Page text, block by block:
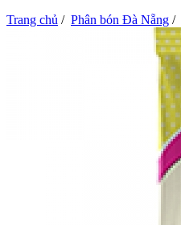
Trang chủ / Phân bón Đà Nẵng /